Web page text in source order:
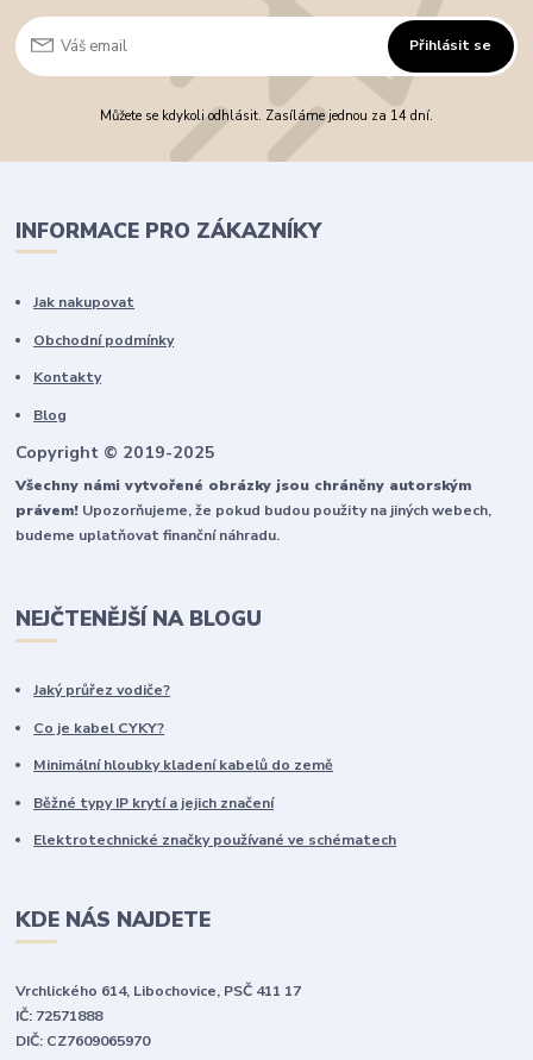
Přihlásit se
Můžete se kdykoli odhlásit. Zasíláme jednou za 14 dní.
INFORMACE PRO ZÁKAZNÍKY
Jak nakupovat
Obchodní podmínky
Kontakty
Blog
Copyright © 2019-2025
Všechny námi vytvořené obrázky jsou chráněny autorským
právem! Upozorňujeme, že pokud budou použity na jiných webech,
budeme uplatňovat finanční náhradu.
NEJČTENĚJŠÍ NA BLOGU
Jaký průřez vodiče?
Co je kabel CYKY?
Minimální hloubky kladení kabelů do země
Běžné typy IP krytí a jejich značení
Elektrotechnické značky používané ve schématech
KDE NÁS NAJDETE
Vrchlického 614, Libochovice, PSČ 411 17
IČ: 72571888
DIČ: CZ7609065970